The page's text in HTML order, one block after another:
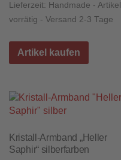
Lieferzeit: Handmade - Artikel
vorrätig - Versand 2-3 Tage
Artikel kaufen
Kristall-Armband „Heller
Saphir“ silberfarben